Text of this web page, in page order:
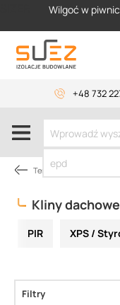
Wilgoć w
+48 732
Termoizolacje
PIR XPS /
Kliny dachowe
Filtry